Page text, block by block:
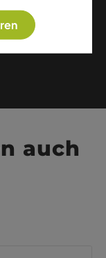
auch